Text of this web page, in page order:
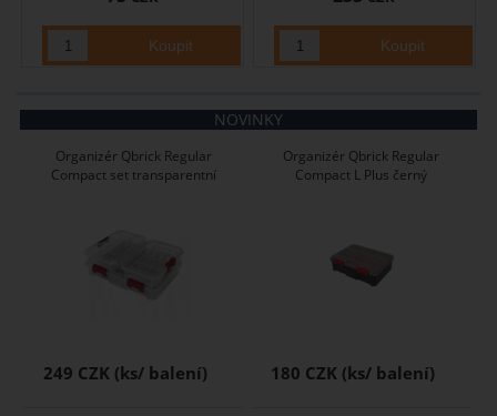
NOVINKY
Organizér Qbrick Regular
Compact set transparentní
249 CZK
Organizér Qbrick Regular
Compact L Plus černý
180 CZK